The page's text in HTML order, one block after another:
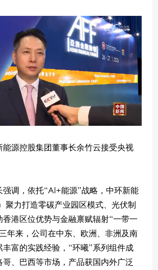
源控股集团董事长余竹云接受央视
调，依托“AI+能源”战略，中环新能
聚力打造零碳产业园区模式、光伏制
港区位优势与金融禀赋辐射“一带一
年来，公司在中东、欧洲、非洲及南
丰富的实践经验，“环曦”系列组件成
、巴西等市场，产品获国内外广泛